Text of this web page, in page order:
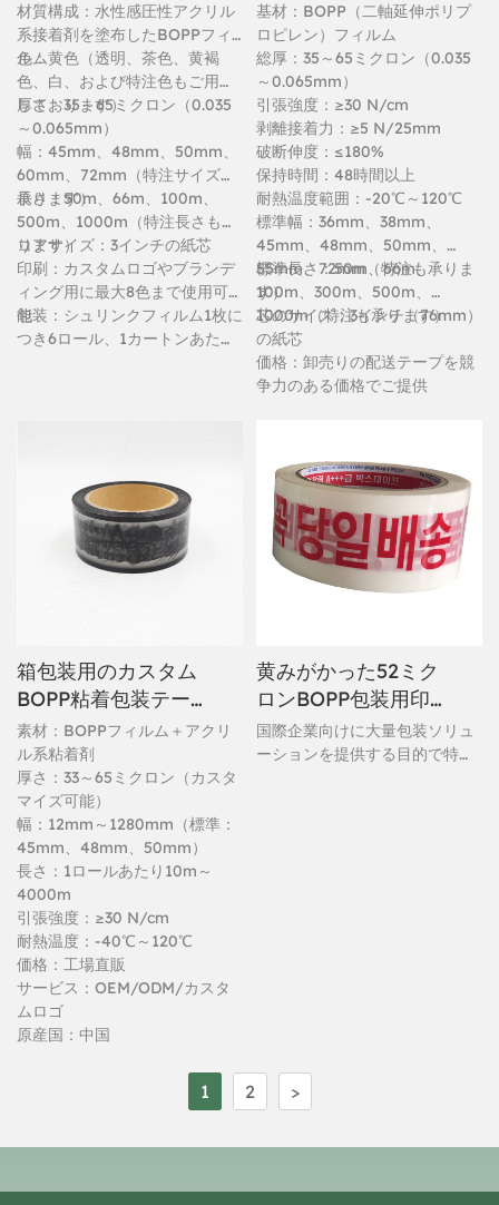
材質構成：水性感圧性アクリル
系接着剤を塗布したBOPPフィ
ルム
色：黄色（透明、茶色、黄褐
色、白、および特注色もご用意
しております）
厚さ：35～65ミクロン（0.035
～0.065mm）
幅：45mm、48mm、50mm、
60mm、72mm（特注サイズも
承ります）
長さ：50m、66m、100m、
500m、1000m（特注長さも承
ります）
コアサイズ：3インチの紙芯
印刷：カスタムロゴやブランデ
ィング用に最大8色まで使用可
能
包装：シュリンクフィルム1枚に
つき6ロール、1カートンあたり
基材：BOPP（二軸延伸ポリプ
ロピレン）フィルム
総厚：35～65ミクロン（0.035
～0.065mm）
引張強度：≥30 N/cm
剥離接着力：≥5 N/25mm
破断伸度：≤180%
保持時間：48時間以上
耐熱温度範囲：-20℃～120℃
標準幅：36mm、38mm、
45mm、48mm、50mm、
55mm、72mm（特注も承りま
す）
標準長さ：50m、66m、
100m、300m、500m、
1000m（特注も承ります）
芯のサイズ：3インチ（76mm）
の紙芯
価格：卸売りの配送テープを競
争力のある価格でご提供
箱包装用のカスタム
BOPP粘着包装テー
プの卸売
素材：BOPPフィルム＋アクリ
ル系粘着剤
厚さ：33～65ミクロン（カスタ
マイズ可能）
幅：12mm～1280mm（標準：
45mm、48mm、50mm）
長さ：1ロールあたり10m～
4000m
引張強度：≥30 N/cm
耐熱温度：-40℃～120℃
価格：工場直販
サービス：OEM/ODM/カスタ
ムロゴ
原産国：中国
黄みがかった52ミク
ロンBOPP包装用印
刷布製シーリングテ
ープ
国際企業向けに大量包装ソリュ
ーションを提供する目的で特別
1 2 >